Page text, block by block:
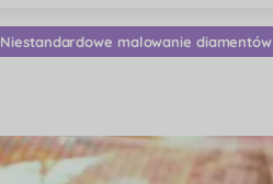
Niestandardowe malowanie diamentów